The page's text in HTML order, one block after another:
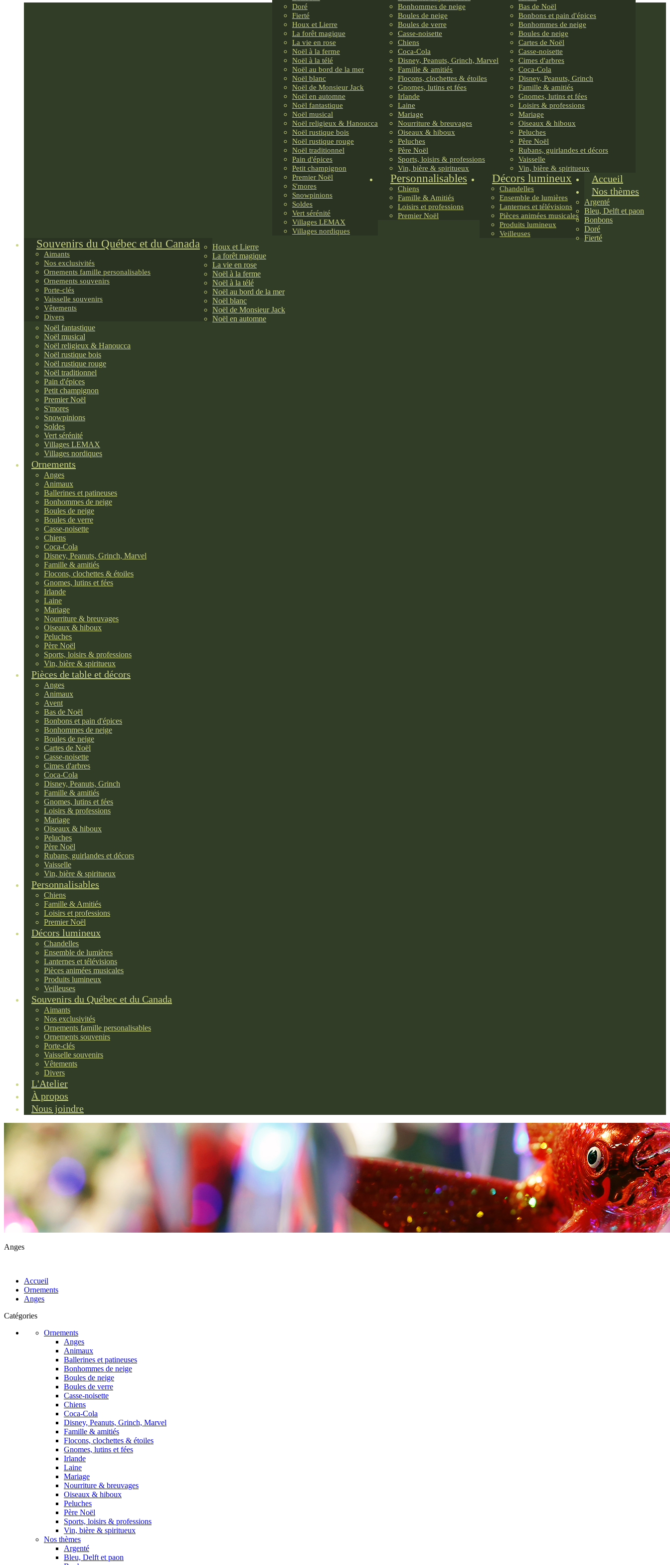
Doré
Fierté
Houx et Lierre
La forêt magique
La vie en rose
Noël à la ferme
Noël à la télé
Noël au bord de la mer
Noël blanc
Noël de Monsieur Jack
Noël en automne
Noël fantastique
Noël musical
Noël religieux & Hanoucca
Noël rustique bois
Noël rustique rouge
Noël traditionnel
Pain d'épices
Petit champignon
Premier Noël
S'mores
Snowpinions
Soldes
Vert sérénité
Villages LEMAX
Villages nordiques
Bonhommes de neige
Boules de neige
Boules de verre
Casse-noisette
Chiens
Coca-Cola
Disney, Peanuts, Grinch, Marvel
Famille & amitiés
Flocons, clochettes & étoiles
Gnomes, lutins et fées
Irlande
Laine
Mariage
Nourriture & breuvages
Oiseaux & hiboux
Peluches
Père Noël
Sports, loisirs & professions
Vin, bière & spiritueux
Bas de Noël
Bonbons et pain d'épices
Bonhommes de neige
Boules de neige
Cartes de Noël
Casse-noisette
Cimes d'arbres
Coca-Cola
Disney, Peanuts, Grinch
Famille & amitiés
Gnomes, lutins et fées
Loisirs & professions
Mariage
Oiseaux & hiboux
Peluches
Père Noël
Rubans, guirlandes et décors
Vaisselle
Vin, bière & spiritueux
Personnalisables
Chiens
Famille & Amitiés
Loisirs et professions
Premier Noël
Décors lumineux
Chandelles
Ensemble de lumières
Lanternes et télévisions
Pièces animées musicales
Produits lumineux
Veilleuses
Souvenirs du Québec et du Canada
Aimants
Nos exclusivités
Ornements famille personalisables
Ornements souvenirs
Porte-clés
Vaisselle souvenirs
Vêtements
Divers
Accueil
Nos thèmes
Argenté
Bleu, Delft et paon
Bonbons
Doré
Fierté
Houx et Lierre
La forêt magique
La vie en rose
Noël à la ferme
Noël à la télé
Noël au bord de la mer
Noël blanc
Noël de Monsieur Jack
Noël en automne
Noël fantastique
Noël musical
Noël religieux & Hanoucca
Noël rustique bois
Noël rustique rouge
Noël traditionnel
Pain d'épices
Petit champignon
Premier Noël
S'mores
Snowpinions
Soldes
Vert sérénité
Villages LEMAX
Villages nordiques
Ornements
Anges
Animaux
Ballerines et patineuses
Bonhommes de neige
Boules de neige
Boules de verre
Casse-noisette
Chiens
Coca-Cola
Disney, Peanuts, Grinch, Marvel
Famille & amitiés
Flocons, clochettes & étoiles
Gnomes, lutins et fées
Irlande
Laine
Mariage
Nourriture & breuvages
Oiseaux & hiboux
Peluches
Père Noël
Sports, loisirs & professions
Vin, bière & spiritueux
Pièces de table et décors
Anges
Animaux
Avent
Bas de Noël
Bonbons et pain d'épices
Bonhommes de neige
Boules de neige
Cartes de Noël
Casse-noisette
Cimes d'arbres
Coca-Cola
Disney, Peanuts, Grinch
Famille & amitiés
Gnomes, lutins et fées
Loisirs & professions
Mariage
Oiseaux & hiboux
Peluches
Père Noël
Rubans, guirlandes et décors
Vaisselle
Vin, bière & spiritueux
Personnalisables
Chiens
Famille & Amitiés
Loisirs et professions
Premier Noël
Décors lumineux
Chandelles
Ensemble de lumières
Lanternes et télévisions
Pièces animées musicales
Produits lumineux
Veilleuses
Souvenirs du Québec et du Canada
Aimants
Nos exclusivités
Ornements famille personalisables
Ornements souvenirs
Porte-clés
Vaisselle souvenirs
Vêtements
Divers
L'Atelier
À propos
Nous joindre
Anges
Accueil
Ornements
Anges
Catégories
Nos thèmes
Argenté
Bleu, Delft et paon
Ornements
Anges
Animaux
Ballerines et patineuses
Bonhommes de neige
Boules de neige
Boules de verre
Casse-noisette
Chiens
Coca-Cola
Disney, Peanuts, Grinch, Marvel
Famille & amitiés
Flocons, clochettes & étoiles
Gnomes, lutins et fées
Irlande
Laine
Mariage
Nourriture & breuvages
Oiseaux & hiboux
Peluches
Père Noël
Sports, loisirs & professions
Vin, bière & spiritueux